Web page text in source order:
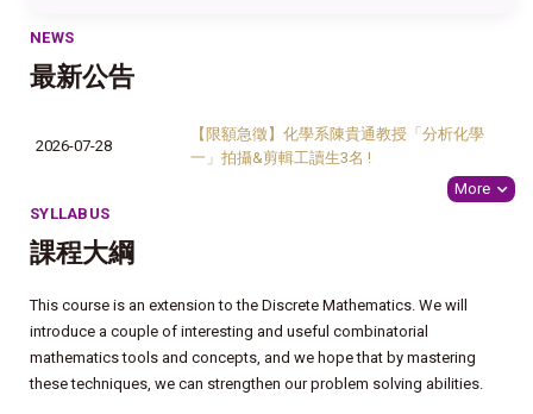
NEWS
最新公告
2026-07-28
【限額急徵】化學系陳貴通教授「分析化學
一」拍攝&剪輯工讀生3名 !
More
SYLLABUS
課程大綱
This course is an extension to the Discrete Mathematics. We will
introduce a couple of interesting and useful combinatorial
mathematics tools and concepts, and we hope that by mastering
these techniques, we can strengthen our problem solving abilities.